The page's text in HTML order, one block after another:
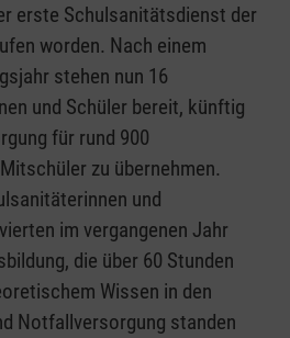
erste Schulsanitätsdienst der
worden. Nach einem
stehen nun 16
und Schüler bereit, künftig
für rund 900
zu übernehmen.
und
im vergangenen Jahr
die über 60 Stunden
Wissen in den
Notfallversorgung standen